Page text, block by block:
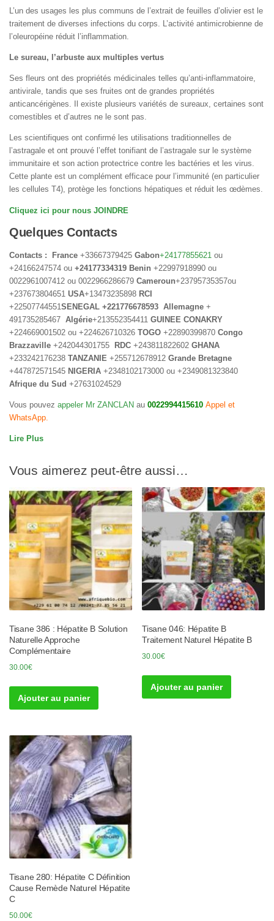
L’un des usages les plus communs de l’extrait de feuilles d’olivier est le
traitement de diverses infections du corps. L’activité antimicrobienne de
l’oleuropéine réduit l’inflammation.
Le sureau, l’arbuste aux multiples vertus
Ses fleurs ont des propriétés médicinales telles qu’anti-inflammatoire,
antivirale, tandis que ses fruites ont de grandes propriétés
anticancérigènes. Il existe plusieurs variétés de sureaux, certaines sont
comestibles et d’autres ne le sont pas.
Les scientifiques ont confirmé les utilisations traditionnelles de
l’astragale et ont prouvé l’effet tonifiant de l’astragale sur le système
immunitaire et son action protectrice contre les bactéries et les virus.
Cette plante est un complément efficace pour l’immunité (en particulier
les cellules T4), protège les fonctions hépatiques et réduit les œdèmes.
Cliquez ici pour nous JOINDRE
Quelques Contacts
Contacts : France +33667379425 Gabon+24177855621 ou
+24166247574 ou +24177334319 Benin +22997918990 ou
0022961007412 ou 0022966286679 Cameroun+23795735357ou
+237673804651 USA+13473235898 RCI
+22507744551 SENEGAL +221776678593 Allemagne +
491735285467 Algérie+213552354411 GUINEE CONAKRY
+224669001502 ou +224626710326 TOGO +22890399870 Congo
Brazzaville +242044301755 RDC +243811822602 GHANA
+233242176238 TANZANIE +255712678912 Grande Bretagne
+447872571545 NIGERIA +2348102173000 ou +2349081323840
Afrique du Sud +27631024529
Vous pouvez appeler Mr ZANCLAN au 0022994415610 Appel et
WhatsApp.
Lire Plus
Vous aimerez peut-être aussi…
Tisane 386 : Hépatite B Solution
Naturelle Approche
Complémentaire
30.00€
Ajouter au panier
Tisane 046: Hépatite B
Traitement Naturel Hépatite B
30.00€
Ajouter au panier
Tisane 280: Hépatite C Définition
Cause Remède Naturel Hépatite
C
50.00€